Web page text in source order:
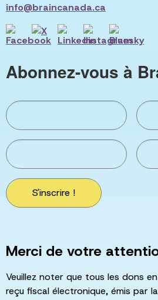
info@braincanada.ca
Abonnez-vous à
S'inscrire !
Merci de votre
Veuillez noter que tous les dons
reçu fiscal électronique, émis par